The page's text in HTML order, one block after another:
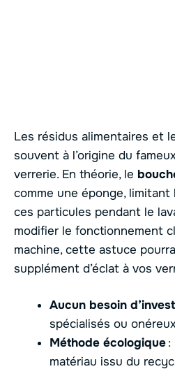
Les résidus alimentaires et
souvent à l’origine du
verrerie. En théorie, le
comme une éponge,
ces particules pendant le
modifier le fonctionnement
machine, cette astuce
supplément d’éclat à vos
Aucun besoin
spécialisés ou
Méthode écologique:
matériau issu du